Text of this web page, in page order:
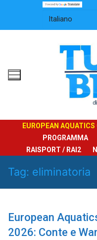
contenuto
EUROPEAN
PROGRAMMA
RAISPORT / RAI2
Tag: eliminatoria
European
2026: Conte e